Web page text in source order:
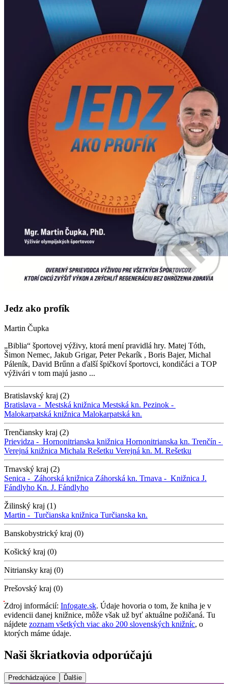
Jedz ako profík
Martin Čupka
„Biblia“ športovej výživy, ktorá mení pravidlá hry. Matej Tóth,
Šimon Nemec, Jakub Grigar, Peter Pekarík , Boris Bajer, Michal
Páleník, David Brűnn a ďalší špičkoví športovci, kondičáci a TOP
výživári v tom majú jasno ...
Bratislavský kraj (2)
Bratislava - Mestská knižnica Mestská kn. Pezinok -
Malokarpatská knižnica Malokarpatská kn.
Trenčiansky kraj (2)
Prievidza - Hornonitrianska knižnica Hornonitrianska kn. Trenčín -
Verejná knižnica Michala Rešetku Verejná kn. M. Rešetku
Trnavský kraj (2)
Senica - Záhorská knižnica Záhorská kn. Trnava - Knižnica J.
Fándlyho Kn. J. Fándlyho
Žilinský kraj (1)
Martin - Turčianska knižnica Turčianska kn.
Banskobystrický kraj (0)
Košický kraj (0)
Nitriansky kraj (0)
Prešovský kraj (0)
Zdroj informácií: Infogate.sk. Údaje hovoria o tom, že kniha je v
evidencii danej knižnice, môže však už byť aktuálne požičaná. Tu
nájdete zoznam všetkých viac ako 200 slovenských knižníc, o
ktorých máme údaje.
Naši škriatkovia odporúčajú
Predchádzajúce Ďalšie